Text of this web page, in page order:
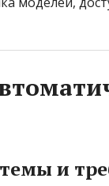
и